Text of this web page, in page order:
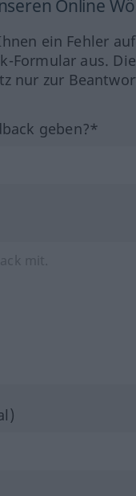
Online
ein Fehler
Formular aus.
nur zur
geben?*